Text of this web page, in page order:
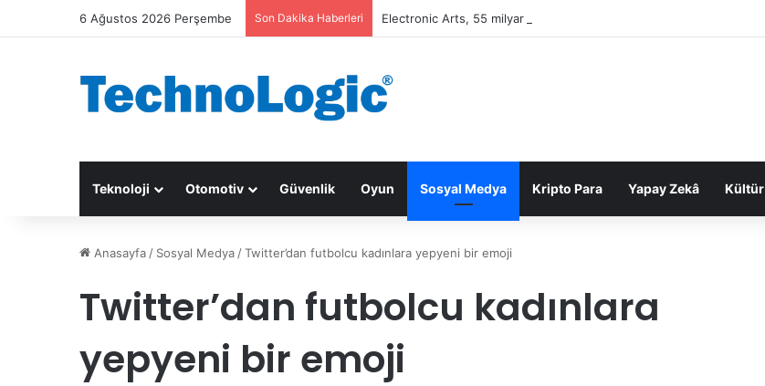
6 Ağustos 2026 Perşembe Son Dakika Haberleri Electronic Arts, 55 milyar dolarlık anlaşmayla Suudi Arabistan’ın oldu
Teknoloji Otomotiv Güvenlik Oyun Sosyal Medya Kripto Para Yapay Zekâ Kültür
Anasayfa / Sosyal Medya /Twitter’dan futbolcu kadınlara yepyeni bir emoji
Twitter’dan futbolcu kadınlara
yepyeni bir emoji